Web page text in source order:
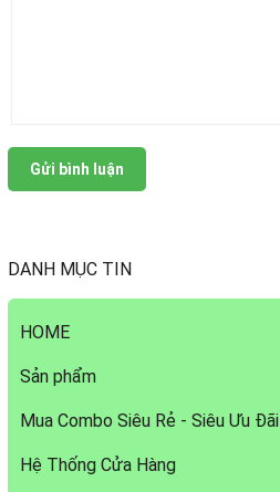
DANH MỤC TIN
HOME
Sản phẩm
Mua Combo Siêu Rẻ - Siêu Ưu Đãi
Hệ Thống Cửa Hàng
Gửi bình luận